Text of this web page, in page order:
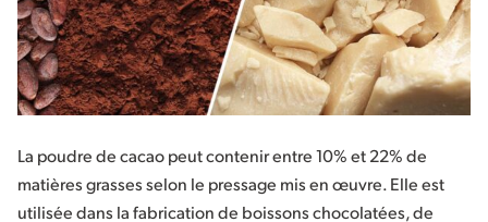
La poudre de cacao peut contenir entre 10% et 22% de
matières grasses selon le pressage mis en œuvre. Elle est
utilisée dans la fabrication de boissons chocolatées, de